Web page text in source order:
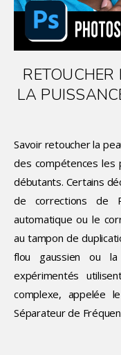
LA
Savoir retoucher la
des compétences les
débutants. Certains
de corrections de
automatique ou le
au tampon de
flou gaussien ou
expérimentés
complexe, appelée
Séparateur de